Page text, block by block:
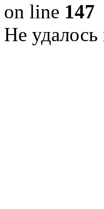
on line 147
Не